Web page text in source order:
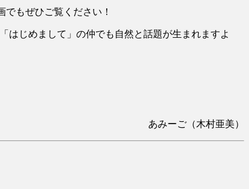
もぜひご覧ください！
はじめまして」の仲でも自然と話題が生まれますよ
あみーご（木村亜美）